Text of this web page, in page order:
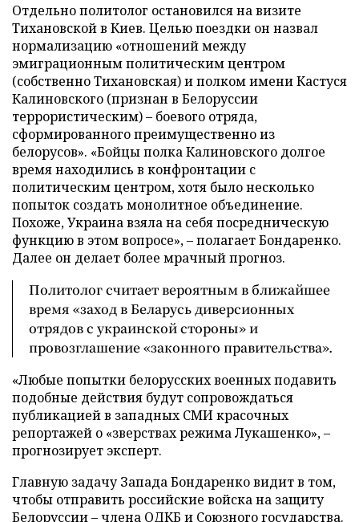
Отдельно политолог остановился на визите
Тихановской в Киев. Целью поездки он назвал
нормализацию «отношений между
эмиграционным политическим центром
(собственно Тихановская) и полком имени Кастуся
Калиновского (признан в Белоруссии
террористическим) – боевого отряда,
сформированного преимущественно из
белорусов». «Бойцы полка Калиновского долгое
время находились в конфронтации с
политическим центром, хотя было несколько
попыток создать монолитное объединение.
Похоже, Украина взяла на себя посредническую
функцию в этом вопросе», – полагает Бондаренко.
Далее он делает более мрачный прогноз.
Политолог считает вероятным в ближайшее
время «заход в Беларусь диверсионных
отрядов с украинской стороны» и
провозглашение «законного правительства».
«Любые попытки белорусских военных подавить
подобные действия будут сопровождаться
публикацией в западных СМИ красочных
репортажей о «зверствах режима Лукашенко», –
прогнозирует эксперт.
Главную задачу Запада Бондаренко видит в том,
чтобы отправить российские войска на защиту
Белоруссии – члена ОДКБ и Союзного государства.